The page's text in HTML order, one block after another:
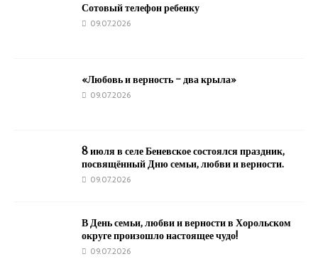
Сотовый телефон ребенку
09.07.2026
«Любовь и верность – два крыла»
09.07.2026
8 июля в селе Беневское состоялся праздник,
посвящённый Дню семьи, любви и верности.
09.07.2026
В День семьи, любви и верности в Хорольском
округе произошло настоящее чудо!
09.07.2026